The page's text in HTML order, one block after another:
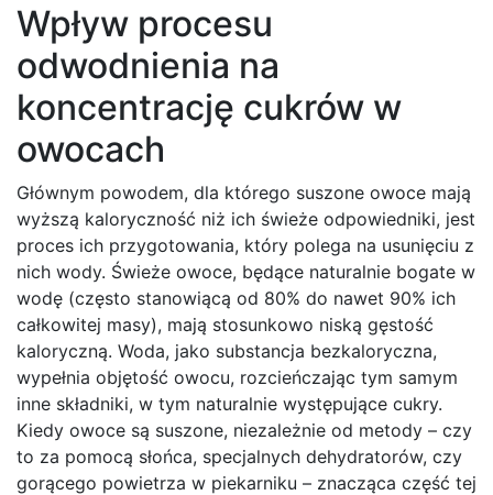
Wpływ procesu
odwodnienia na
koncentrację cukrów w
owocach
Głównym powodem, dla którego suszone owoce mają
wyższą kaloryczność niż ich świeże odpowiedniki, jest
proces ich przygotowania, który polega na usunięciu z
nich wody. Świeże owoce, będące naturalnie bogate w
wodę (często stanowiącą od 80% do nawet 90% ich
całkowitej masy), mają stosunkowo niską gęstość
kaloryczną. Woda, jako substancja bezkaloryczna,
wypełnia objętość owocu, rozcieńczając tym samym
inne składniki, w tym naturalnie występujące cukry.
Kiedy owoce są suszone, niezależnie od metody – czy
to za pomocą słońca, specjalnych dehydratorów, czy
gorącego powietrza w piekarniku – znacząca część tej